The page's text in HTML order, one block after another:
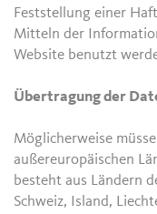
Feststellung einer
Mitteln der
Website benutzt
Übertragung der
Möglicherweise
außereuropäischen
besteht aus Ländern
Schweiz, Island,